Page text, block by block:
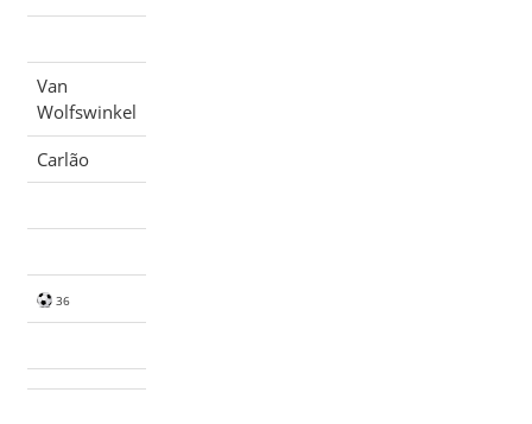
Van
Wolfswinkel
Carlão
36